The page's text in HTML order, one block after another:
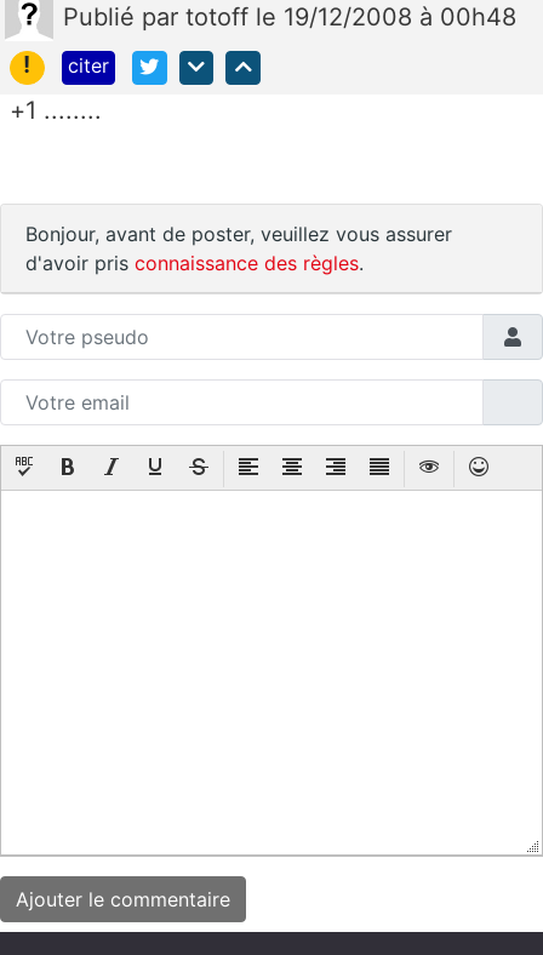
Publié par totoff le 19/12/2008 à 00h48
!
citer
+1 ........
Bonjour, avant de poster, veuillez vous assurer
d'avoir pris connaissance des règles.